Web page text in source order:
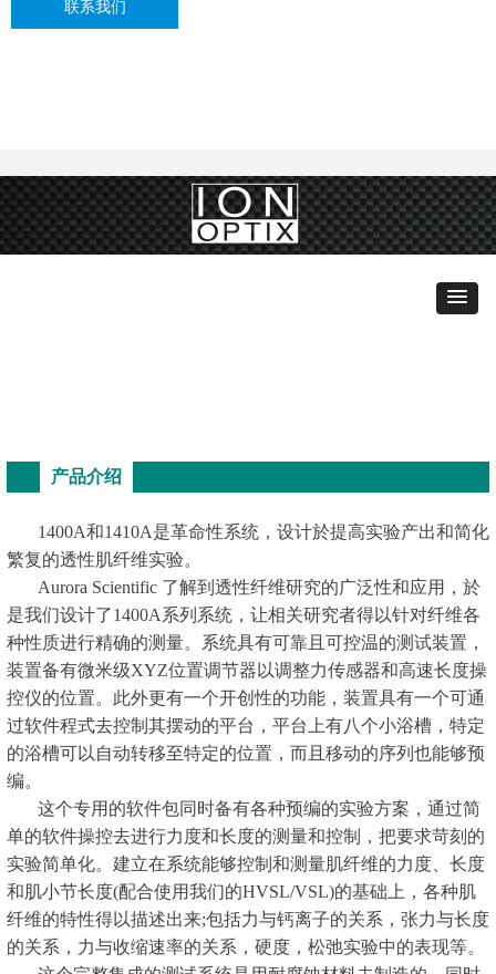
联系我们
产品介绍
1400A和1410A是革命性系统，设计於提高实验产出和简化
繁复的透性肌纤维实验。
Aurora Scientific 了解到透性纤维研究的广泛性和应用，於
是我们设计了1400A系列系统，让相关研究者得以针对纤维各
种性质进行精确的测量。系统具有可靠且可控温的测试装置，
装置备有微米级XYZ位置调节器以调整力传感器和高速长度操
控仪的位置。此外更有一个开创性的功能，装置具有一个可通
过软件程式去控制其摆动的平台，平台上有八个小浴槽，特定
的浴槽可以自动转移至特定的位置，而且移动的序列也能够预
编。
这个专用的软件包同时备有各种预编的实验方案，通过简
单的软件操控去进行力度和长度的测量和控制，把要求苛刻的
实验简单化。建立在系统能够控制和测量肌纤维的力度、长度
和肌小节长度(配合使用我们的HVSL/VSL)的基础上，各种肌
纤维的特性得以描述出来;包括力与钙离子的关系，张力与长度
的关系，力与收缩速率的关系，硬度，松弛实验中的表现等。